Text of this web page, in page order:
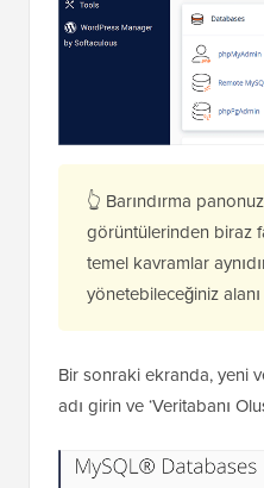
👆 Barındırma
görüntülerinden biraz
temel kavramlar
yönetebileceğiniz
Bir sonraki ekranda, yeni
adı girin ve ‘Veritabanı